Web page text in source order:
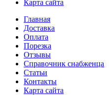
Карта сайта
Главная
Доставка
Оплата
Порезка
Отзывы
Справочник снабженца
Статьи
Контакты
Карта сайта